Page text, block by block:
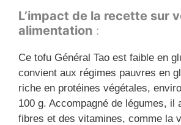
L’impact de la recette sur
alimentation :
Ce tofu Général Tao est faible en
convient aux régimes pauvres en
riche en protéines végétales,
100 g. Accompagné de légumes, il
fibres et des vitamines, comme la